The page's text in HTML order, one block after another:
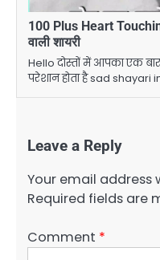
100 Plus Heart
वाली शायरी
Hello दोस्तों में आपका एक बार
परेशान होता है sad shayari
Leave a Reply
Your email address
Required fields are
Comment *